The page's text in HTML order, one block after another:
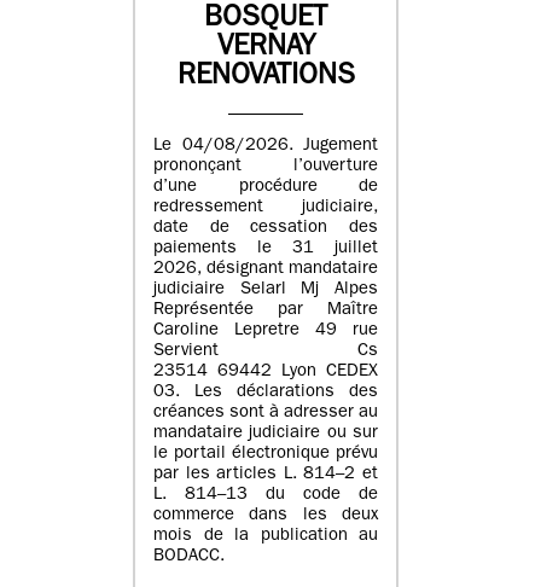
BOSQUET
VERNAY
RENOVATIONS
Le 04/08/2026. Jugement
prononçant l’ouverture
d’une procédure de
redressement judiciaire,
date de cessation des
paiements le 31 juillet
2026, désignant mandataire
judiciaire Selarl Mj Alpes
Représentée par Maître
Caroline Lepretre 49 rue
Servient Cs
23514 69442 Lyon CEDEX
03. Les déclarations des
créances sont à adresser au
mandataire judiciaire ou sur
le portail électronique prévu
par les articles L. 814–2 et
L. 814–13 du code de
commerce dans les deux
mois de la publication au
BODACC.